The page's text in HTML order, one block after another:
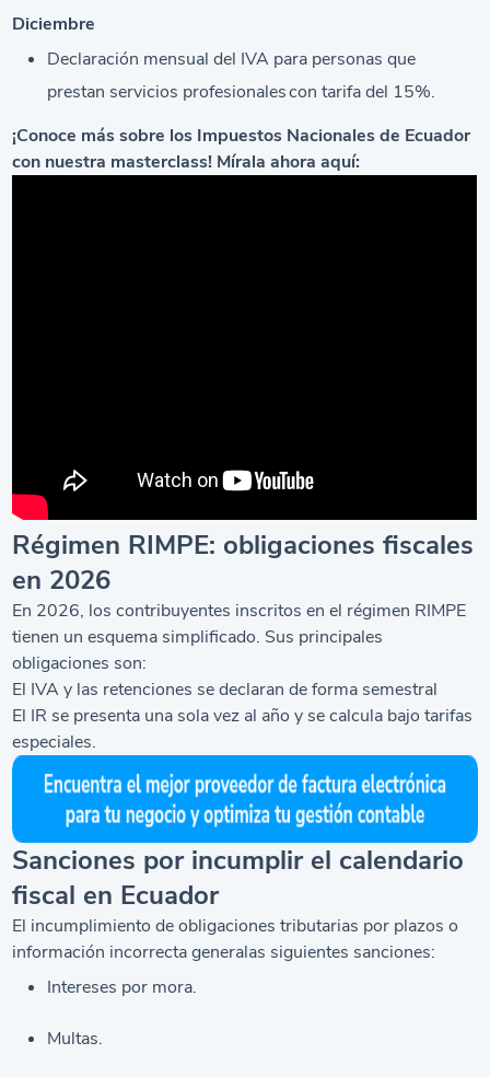
Diciembre
Declaración mensual del IVA para personas que
prestan servicios profesionales con tarifa del 15%.
¡Conoce más sobre los Impuestos Nacionales de Ecuador
con nuestra masterclass! Mírala ahora aquí:
Régimen RIMPE: obligaciones fiscales
en 2026
En 2026, los contribuyentes inscritos en el régimen RIMPE
tienen un esquema simplificado. Sus principales
obligaciones son:
El IVA y las retenciones se declaran de forma semestral
El IR se presenta una sola vez al año y se calcula bajo tarifas
especiales.
Sanciones por incumplir el calendario
fiscal en Ecuador
El incumplimiento de obligaciones tributarias por plazos o
información incorrecta generalas siguientes sanciones:
Intereses por mora.
Multas.